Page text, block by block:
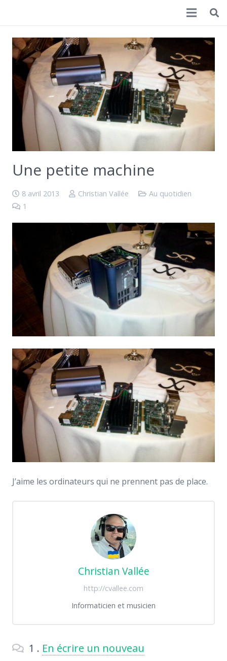
Une petite machine
8 avril 2013 Christian Vallée
Au quotidien
1
J’aime les ordinateurs qui ne prennent pas de place.
Christian Vallée
http://cvallee.com
Informaticien et musicien
1 Commentaire
. En écrire un nouveau